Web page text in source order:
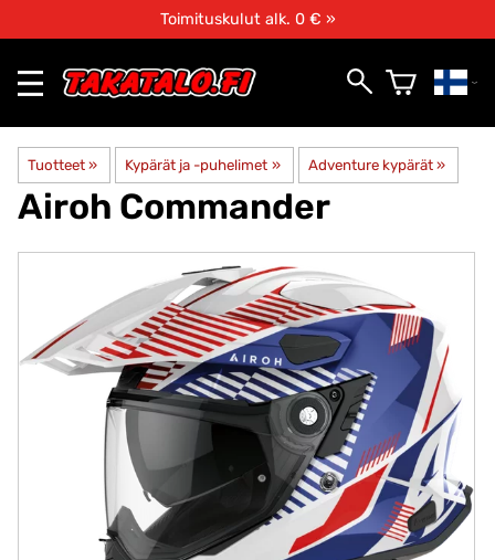
Toimituskulut alk. 0 € »
Tuotteet ‪» Kypärät ja -puhelimet ‪» Adventure kypärät ‪»
Airoh Commander